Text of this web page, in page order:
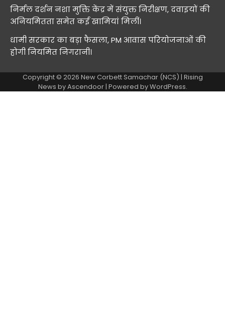
निर्मल दर्शन नशा मुक्ति केंद्र में संयुक्त निरीक्षण, दवाइयों की
अनियमितता समेत कई खामियां मिलीं।
धामी सरकार का बड़ा फैसला, PM आवास परियोजनाओं की
होगी नियमित निगरानी।
Copyright © 2026 New Corbett Samachar (NCS) | Rising
News byAscendoor| Powered byWordPress.